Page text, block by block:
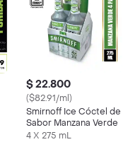
$ 22.800
($82.91/ml)
Smirnoff Ice Cóctel de
Sabor Manzana Verde
4 X 275 mL